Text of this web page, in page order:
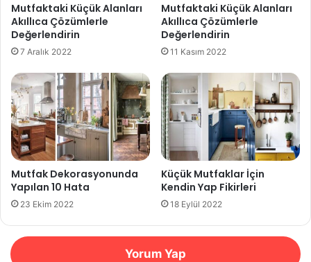
Mutfaktaki Küçük Alanları
Akıllıca Çözümlerle
Değerlendirin
7 Aralık 2022
Mutfaktaki Küçük Alanları
Akıllıca Çözümlerle
Değerlendirin
11 Kasım 2022
Mutfak Dekorasyonunda
Yapılan 10 Hata
23 Ekim 2022
Küçük Mutfaklar İçin
Kendin Yap Fikirleri
18 Eylül 2022
Yorum Yap